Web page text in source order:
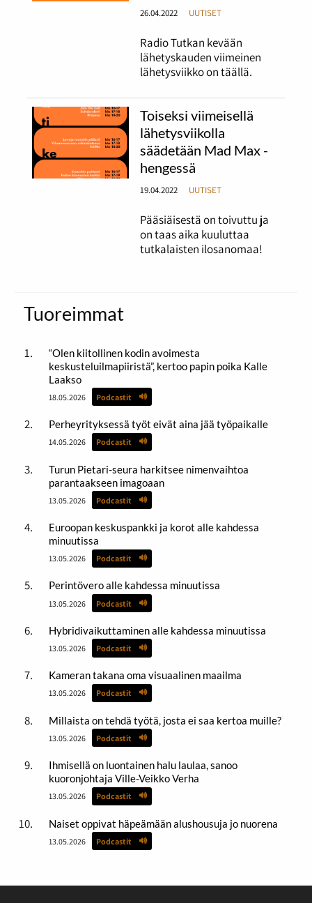
26.04.2022 UUTISET
Radio Tutkan kevään
lähetyskauden viimeinen
lähetysviikko on täällä.
Toiseksi viimeisellä
lähetysviikolla
säädetään Mad Max -
hengessä
19.04.2022 UUTISET
Pääsiäisestä on toivuttu ja
on taas aika kuuluttaa
tutkalaisten ilosanomaa!
Tuoreimmat
“Olen kiitollinen kodin avoimesta
keskusteluilmapiiristä”, kertoo papin poika Kalle
Laakso
18.05.2026 Podcastit
Perheyrityksessä työt eivät aina jää työpaikalle
14.05.2026 Podcastit
Turun Pietari-seura harkitsee nimenvaihtoa
parantaakseen imagoaan
13.05.2026 Podcastit
Euroopan keskuspankki ja korot alle kahdessa
minuutissa
13.05.2026 Podcastit
Perintövero alle kahdessa minuutissa
13.05.2026 Podcastit
Hybridivaikuttaminen alle kahdessa minuutissa
13.05.2026 Podcastit
Kameran takana oma visuaalinen maailma
13.05.2026 Podcastit
Millaista on tehdä työtä, josta ei saa kertoa muille?
13.05.2026 Podcastit
Ihmisellä on luontainen halu laulaa, sanoo
kuoronjohtaja Ville-Veikko Verha
13.05.2026 Podcastit
Naiset oppivat häpeämään alushousuja jo nuorena
13.05.2026 Podcastit